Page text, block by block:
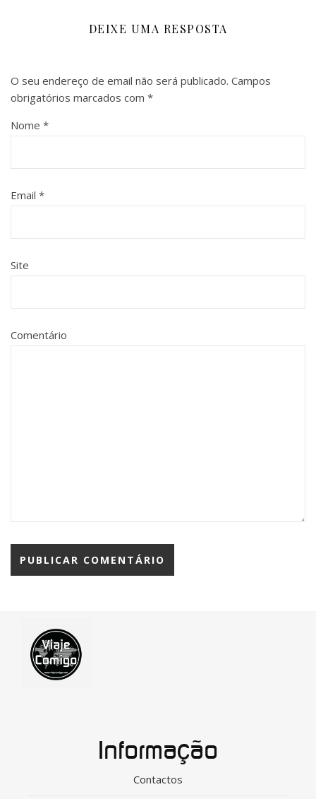
DEIXE UMA RESPOSTA
O seu endereço de email não será publicado. Campos
obrigatórios marcados com *
Nome *
Email *
Site
Comentário
Informação
Contactos